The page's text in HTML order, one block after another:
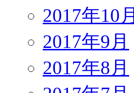
2017年10月
2017年9月
2017年8月